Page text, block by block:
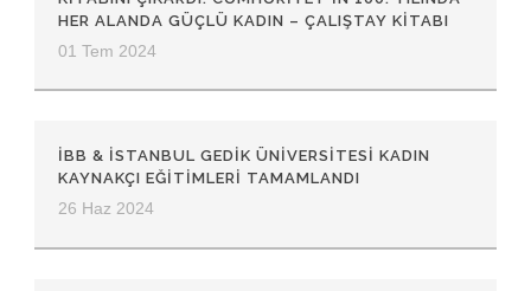
HER ALANDA GÜÇLÜ KADIN – ÇALIŞTAY KITABI
01 Tem 2024
İBB & İSTANBUL GEDIK ÜNIVERSITESI KADIN
KAYNAKÇI EĞITIMLERI TAMAMLANDI
26 Haz 2024